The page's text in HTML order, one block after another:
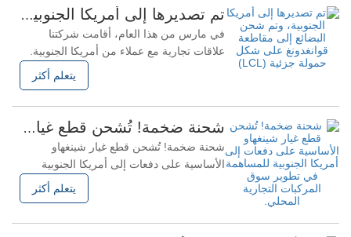
شحن البضائع بسلاسة وهي في انتظار
استلامها من العملاء. إن تطور هذا التعاون
ليس فقط
تم تصديرها إلى أمريكا الجنوبية، وتم شحن البضائع إلى مقاطعة قوانغدونغ على شكل حمولة جزئية (LCL)
في مارس من هذا العام، أقامت شركتنا
علاقات تجارية مع عملاء من أمريكا الجنوبية.
واستجابةً لطلب العميل للحصول على قطع
غيار متعددة لشبه المقطورات، استفادت
التوريد، وقدمت حلولاً احترافية لعروض
الأسعار منذ البداية، وهو ما لاقى استحسانًا
كبيرًا من العميل. وأكد العميل
يتعلم أكثر
شحنة ضخمة! تُشحن قطع غيار شينغهاو الأساسية على دفعات إلى أمريكا الجنوبية للمساهمة في تطوير سوق المركبات التجارية المحلي.
شحنة ضخمة! تُشحن قطع غيار شينغهاو
الأساسية على دفعات إلى أمريكا الجنوبية
للمساهمة في تطوير سوق المركبات التجارية
المحلي. تم مؤخرًا شحن دفعة من الحاويات
يتعلم أكثر